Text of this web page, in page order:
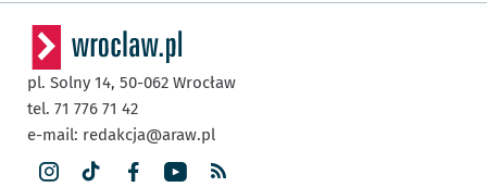
pl. Solny 14, 50-062 Wrocław
tel. 71 776 71 42
e-mail: redakcja@araw.pl